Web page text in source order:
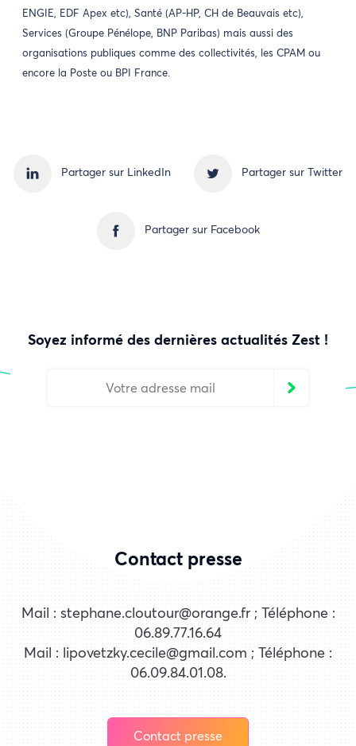
ENGIE, EDF Apex etc), Santé (AP-HP, CH de Beauvais etc),
Services (Groupe Pénélope, BNP Paribas) mais aussi des
organisations publiques comme des collectivités, les CPAM ou
encore la Poste ou BPI France.
Partager sur LinkedIn Partager sur Twitter
Partager sur Facebook
Soyez informé des dernières actualités Zest !
Contact presse
Mail : stephane.cloutour@orange.fr ; Téléphone :
06.89.77.16.64
Mail : lipovetzky.cecile@gmail.com ; Téléphone :
06.09.84.01.08.
Contact presse